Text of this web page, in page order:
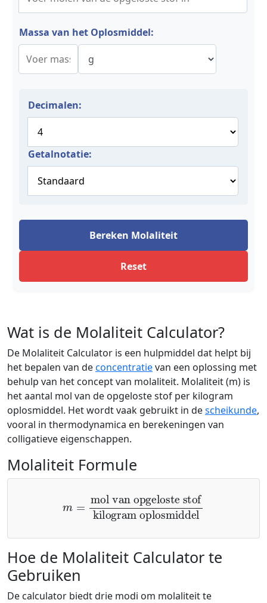
Massa van het Oplosmiddel:
Decimalen:
Getalnotatie:
Bereken Molaliteit
Reset
Wat is de Molaliteit Calculator?
De Molaliteit Calculator is een hulpmiddel dat helpt bij
het bepalen van deconcentratievan een oplossing met
behulp van het concept van molaliteit. Molaliteit (m) is
het aantal mol van de opgeloste stof per kilogram
oplosmiddel. Het wordt vaak gebruikt in descheikunde,
vooral in thermodynamica en berekeningen van
colligatieve eigenschappen.
Molaliteit Formule
mol van opgeloste stof
kilogram oplosmiddel
Hoe de Molaliteit Calculator te
Gebruiken
De calculator biedt drie modi om molaliteit te